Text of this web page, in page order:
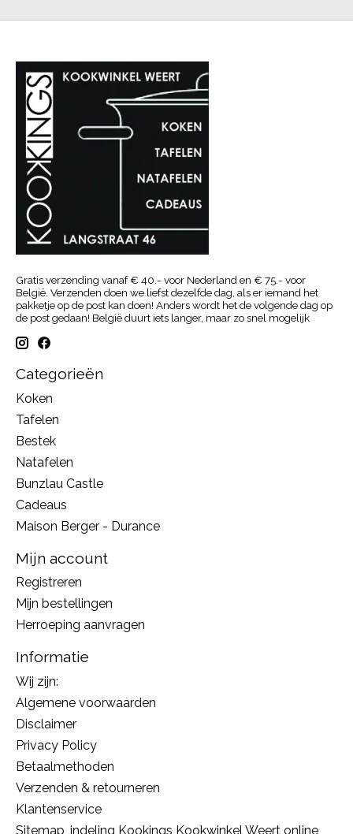
Gratis verzending vanaf € 40.- voor Nederland en € 75.- voor
België. Verzenden doen we liefst dezelfde dag, als er iemand het
pakketje op de post kan doen! Anders wordt het de volgende dag op
de post gedaan! België duurt iets langer, maar zo snel mogelijk
Categorieën
Koken
Tafelen
Bestek
Natafelen
Bunzlau Castle
Cadeaus
Maison Berger - Durance
Mijn account
Registreren
Mijn bestellingen
Herroeping aanvragen
Informatie
Wij zijn:
Algemene voorwaarden
Disclaimer
Privacy Policy
Betaalmethoden
Verzenden & retourneren
Klantenservice
Sitemap, indeling Kookings Kookwinkel Weert online,